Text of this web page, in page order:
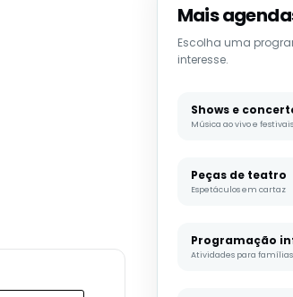
Mais
Escolha uma
interesse.
Shows e
Música ao vivo e festivais
Peças de teatro
Espetáculos em cartaz
Programação
Atividades para famílias